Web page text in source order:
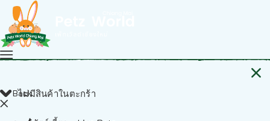
ไม่มีสินค้าในตะกร้า
Back